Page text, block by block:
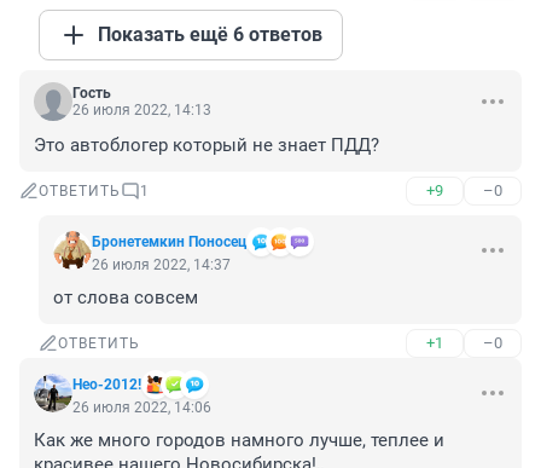
Показать ещё 6 ответов
Гость
26 июля 2022, 14:13
Это автоблогер который не знает ПДД?
ОТВЕТИТЬ 1 +9 –0
Бронетемкин Поносец
26 июля 2022, 14:37
от слова совсем
ОТВЕТИТЬ +1 –0
Нео-2012!
26 июля 2022, 14:06
Как же много городов намного лучше, теплее и